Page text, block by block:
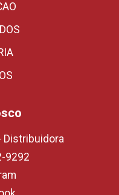
Distribuidora
9292